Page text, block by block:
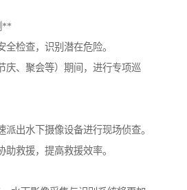
**
检查，识别潜在危险。
庆、聚会等）期间，进行专项巡
出水下摄像设备进行现场侦查。
救援，提高救援效率。